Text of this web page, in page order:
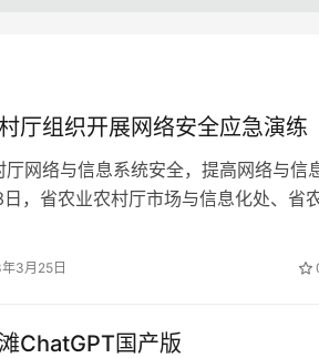
厅组织开展网络安全应急演练
厅网络与信息系统安全，提高网络与信
，省农业农村厅市场与信息化处、省
3月25日
ChatGPT国产版